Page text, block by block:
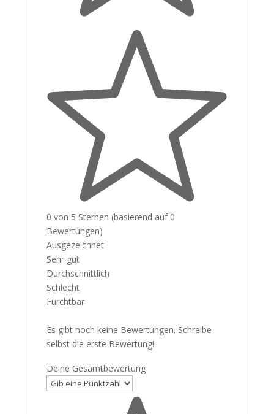
0 von 5 Sternen (basierend auf 0
Bewertungen)
Ausgezeichnet
Sehr gut
Durchschnittlich
Schlecht
Furchtbar
Es gibt noch keine Bewertungen. Schreibe
selbst die erste Bewertung!
Deine Gesamtbewertung